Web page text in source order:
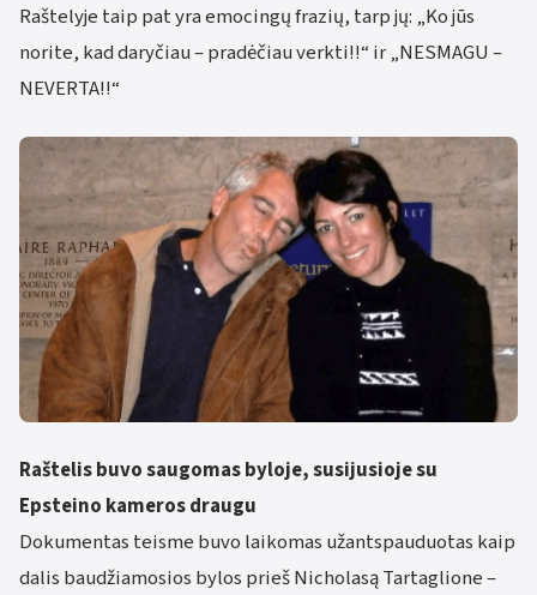
Raštelyje taip pat yra emocingų frazių, tarp jų: „Ko jūs
norite, kad daryčiau – pradėčiau verkti!!“ ir „NESMAGU –
NEVERTA!!“
Raštelis buvo saugomas byloje, susijusioje su
Epsteino kameros draugu
Dokumentas teisme buvo laikomas užantspauduotas kaip
dalis baudžiamosios bylos prieš Nicholasą Tartaglione –